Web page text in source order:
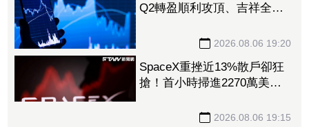
Q2轉盈順利攻頂、吉祥全連
2026.08.06 19:20
SpaceX重挫近13%散戶卻狂
搶！首小時掃進2270萬美
2026.08.06 19:15